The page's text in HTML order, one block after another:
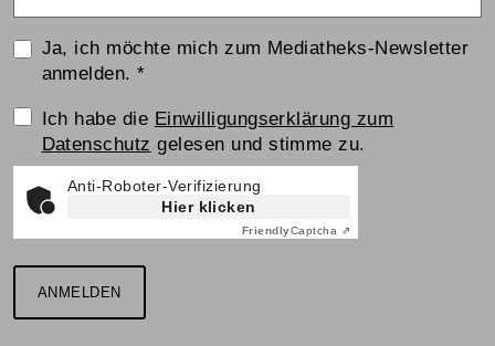
Ja, ich möchte mich zum Mediatheks-Newsletter
anmelden.*
Einwilligungserklärung
Ich habe die Einwilligungserklärung zum
Datenschutz gelesen und stimme zu.
Anti-Roboter-Verifizierung
Hier klicken
FriendlyCaptcha ⇗
ANMELDEN